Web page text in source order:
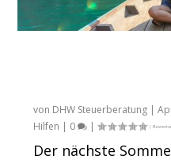
von DHW Steuerberatung |
Hilfen | 0 |
Der nächste